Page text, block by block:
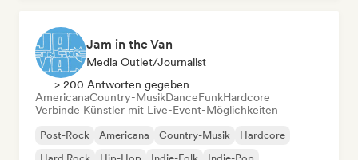
Jam in the Van
Media Outlet/Journalist
> 200 Antworten gegeben
AmericanaCountry-MusikDanceFunkHardcore
Verbinde Künstler mit Live-Event-Möglichkeiten
Post-Rock Americana Country-Musik
Hardcore